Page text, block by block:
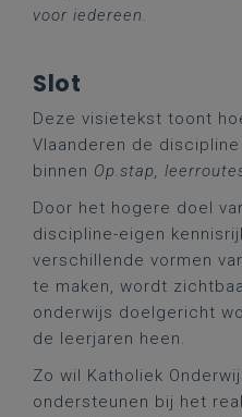
voor iedereen.
Slot
Deze visietekst toont
Vlaanderen de
binnen Op.stap,
Door het hogere doel
discipline-eigen
verschillende vormen
te maken, wordt
onderwijs doelgericht
de leerjaren heen.
Zo wil Katholiek
ondersteunen bij het